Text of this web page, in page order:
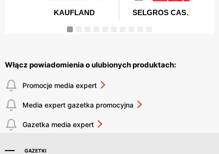
Włącz powiadomienia o ulubionych produktach:
Promocje media expert
Media expert gazetka promocyjna
Gazetka media expert
GAZETKI